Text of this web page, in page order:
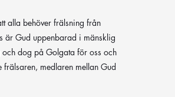
alla behöver frälsning från
är Gud uppenbarad i mänsklig
dog på Golgata för oss och
frälsaren, medlaren mellan Gud